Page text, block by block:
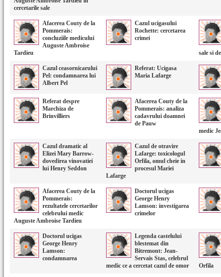
cercetarile sale
Afacerea Couty de la
Pommerais:
concluziile medicului
Auguste Ambroise
Tardieu
Cazul ucigasului
Rochette: cercetarea
crimei
sale si
Cazul ceasornicarului
Pel: condamnarea lui
Albert Pel
Referat: Ucigasa
Maria Lafarge
Referat despre
Marchiza de
Brinvilliers
Afacerea Couty de la
Pommerais: analiza
cadavrului doamnei
de Pauw
medic
Cazul dramatic al
Elizei Mary Barrow-
dovedirea vinovatiei
lui Henry Seddon
Cazul de otravire
Lafarge: toxicologul
Orfila, omul cheie in
procesul Mariei
Lafarge
Afacerea Couty de la
Pommerais:
rezultatele cercetarilor
celebrului medic
Auguste Ambroise Tardieu
Doctorul ucigas
George Henry
Lamson: investigarea
crimelor
Doctorul ucigas
George Henry
Lamson:
condamnarea
Legenda castelului
blestemat din
Bitremont: Jean-
Servais Stas, celebrul
medic ce a cercetat cazul de omor
Orfila